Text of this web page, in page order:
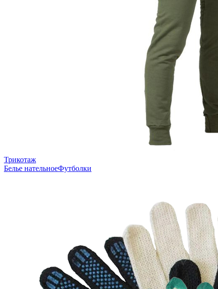
Трикотаж
Белье нательноеФутболки